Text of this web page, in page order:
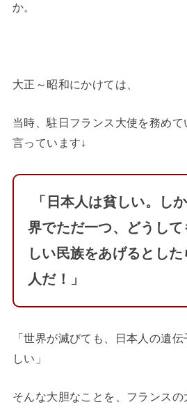
か。
大正～昭和にかけては、
当時、駐日フランス大使を務めて
言っています↓
「日本人は貧しい。し
界でただ一つ、どうし
しい民族をあげるとし
人だ！」
「世界が滅びても、日本人の遺
しい」
そんな大胆なことを、フランス